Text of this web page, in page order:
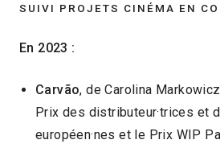
SUIVI PROJETS CINÉMA EN
En 2023 :
Carvão, de Carolina
Prix des distributeur·trices et
européen·nes et le Prix WIP